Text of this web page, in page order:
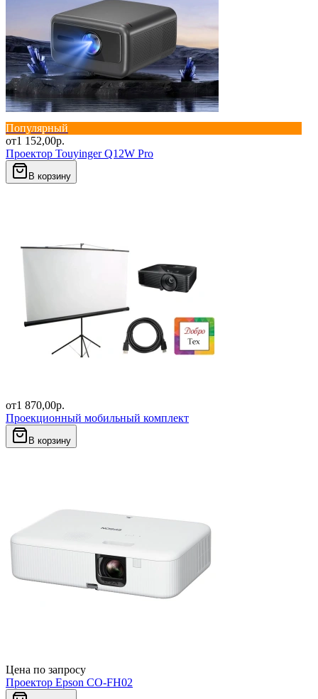
Популярный
от1 152,00р.
Проектор Touyinger Q12W Pro
В корзину
от1 870,00р.
Проекционный мобильный комплект
В корзину
Цена по запросу
Проектор Epson CO-FH02